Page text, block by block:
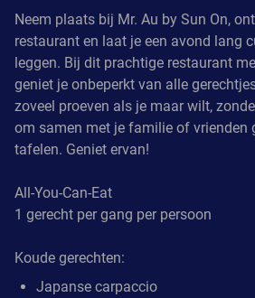
Neem plaats bij Mr. Au by Sun On,
restaurant en laat je een avond lang
leggen. Bij dit prachtige restaurant
geniet je onbeperkt van alle
zoveel proeven als je maar wilt,
om samen met je familie of vrienden
tafelen. Geniet ervan!
All-You-Can-Eat
1 gerecht per gang per persoon
Koude gerechten:
Japanse carpaccio